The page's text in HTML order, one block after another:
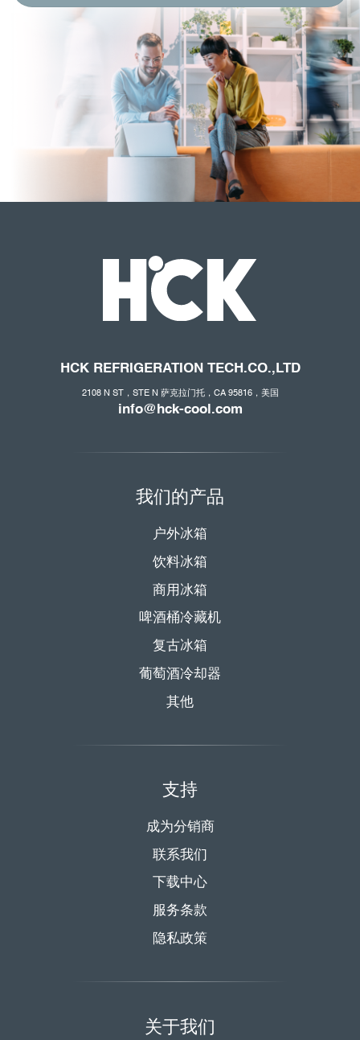
HCK REFRIGERATION TECH.CO.,LTD
2108 N ST，STE N 萨克拉门托，CA 95816，美国
info@hck-cool.com
我们的产品
户外冰箱
饮料冰箱
商用冰箱
啤酒桶冷藏机
复古冰箱
葡萄酒冷却器
其他
支持
成为分销商
联系我们
下载中心
服务条款
隐私政策
关于我们